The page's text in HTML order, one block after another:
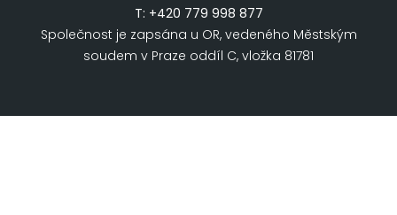
T: +420 779 998 877
Společnost je zapsána u OR, vedeného Městským
soudem v Praze oddíl C, vložka 81781